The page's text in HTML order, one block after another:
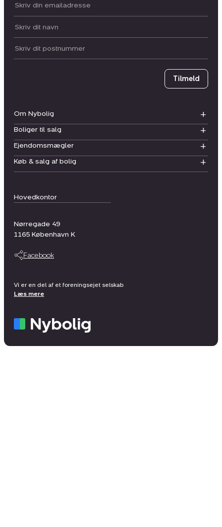
Hovedkontor
Nørregade 49
1165 København K
Facebook
Om Nybolig
Boliger til salg
Ejendomsmægler
Køb & salg af bolig
Din email:
Dit navn:
Postnummer
Tilmeld
Vi er en del af et foreningsejet selskab
Læs mere